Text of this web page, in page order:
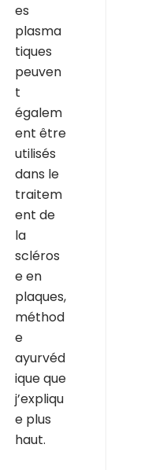
es
plasma
tiques
peuven
t
égalem
ent être
utilisés
dans le
traitem
ent de
la
scléros
e en
plaques,
méthod
e
ayurvéd
ique que
j’expliqu
e plus
haut.